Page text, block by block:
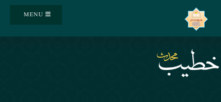
MENU